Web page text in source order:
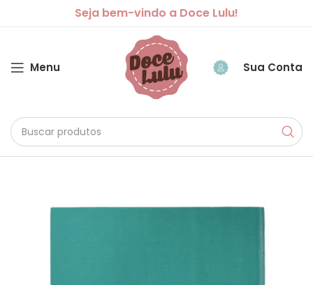
Seja bem-vindo a Doce Lulu!
Menu Sua Conta